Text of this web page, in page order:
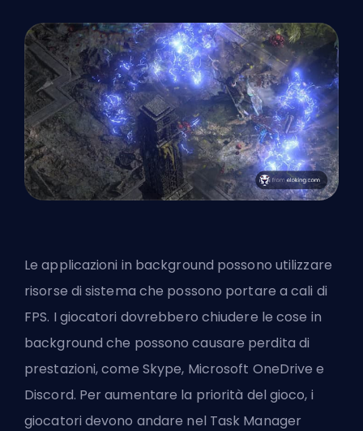
Le applicazioni in background possono utilizzare
risorse di sistema che possono portare a cali di
FPS. I giocatori dovrebbero chiudere le cose in
background che possono causare perdita di
prestazioni, come Skype, Microsoft OneDrive e
Discord. Per aumentare la priorità del gioco, i
giocatori devono andare nel Task Manager